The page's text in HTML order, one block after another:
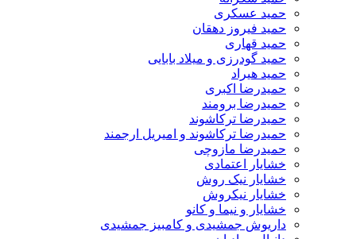
حمید عسکری
حمید فیروز دهقان
حمید قهاری
حمید گودرزی و میلاد بابایی
حمید هیراد
حمیدرضا اکبری
حمیدرضا برومند
حمیدرضا ترکاشوند
حمیدرضا ترکاشوند و امیریل ارجمند
حمیدرضا مازوچی
خشایار اعتمادی
خشایار نیک روش
خشایار نیکروش
خشایار و نیما و کانو
داریوش جمشیدی و کامبیز جمشیدی